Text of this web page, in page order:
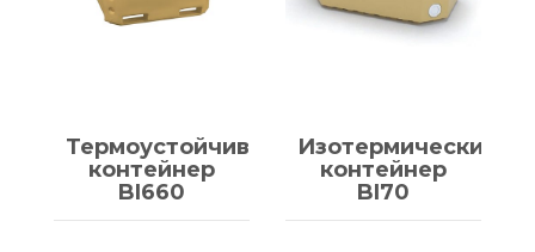
Термоустойчивый
контейнер
BI660
Изотермический
контейнер
BI70